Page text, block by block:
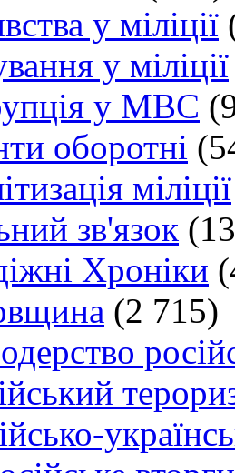
у міліції
у міліції
у МВС
оборотні
міліції
зв'язок
Хроніки
(2 715)